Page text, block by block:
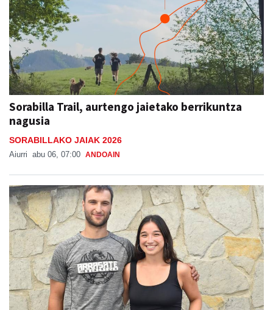
Sorabilla Trail, aurtengo jaietako berrikuntza
nagusia
SORABILLAKO JAIAK 2026
Aiurri abu 06, 07:00 ANDOAIN